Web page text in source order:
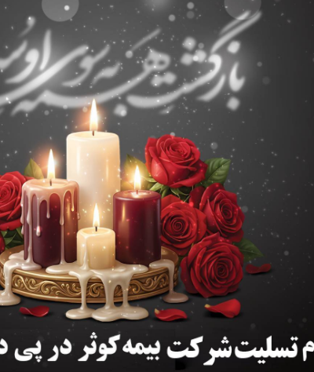
شد/ اولین
سیاسی + جدول
هجوم خودروسازان چینی به اروپا؛ آیا
کارخانه‌های بحران‌زده نجات پیدا می‌کنند؟
واردات
داغی که
قدرت تهدید
رونمایی از پوکو M ۸ پاور با باتری ۸۰۰۰
میلی‌آمپرساعتی